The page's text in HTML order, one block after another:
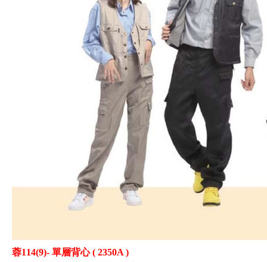
蓉114(9)- 單層背心 ( 2350A )